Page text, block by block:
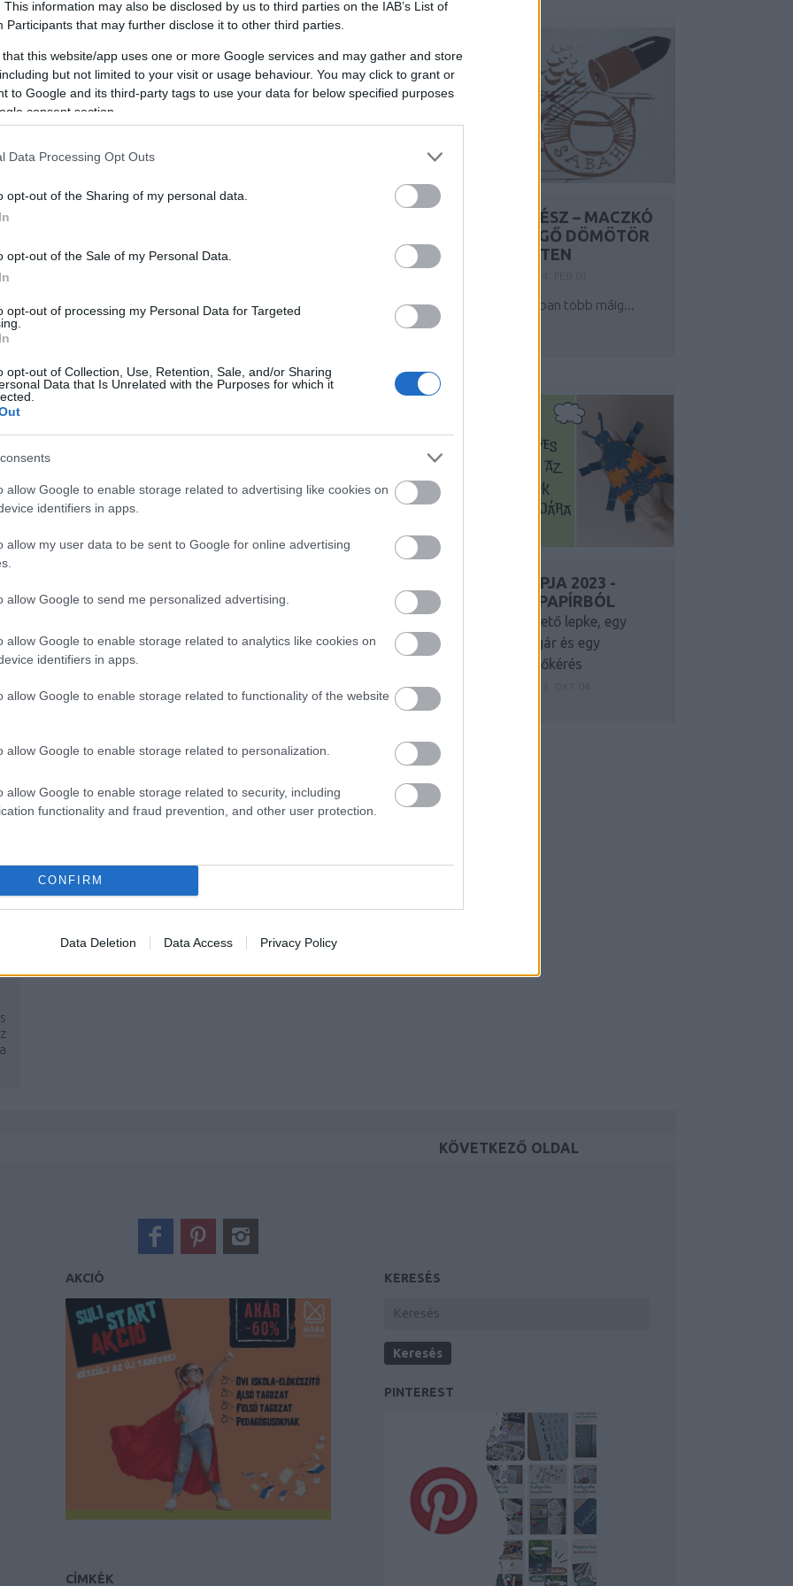
This information may also be disclosed by us to third parties on the IAB’s List of
Participants that may further disclose it to other third parties.
that this website/app uses one or more Google services and may gather and store
but not limited to your visit or usage behaviour. You may click to grant or
to Google and its third-party tags to use your data for below specified purposes
consent section.
Data Processing Opt Outs
opt-out of the Sharing of my personal data.
opt-out of the Sale of my Personal Data.
opt-out of processing my Personal Data for Targeted
opt-out of Collection, Use, Retention, Sale, and/or Sharing
Data that Is Unrelated with the Purposes for which it
allow Google to enable storage related to advertising like cookies on
identifiers in apps.
allow my user data to be sent to Google for online advertising
allow Google to send me personalized advertising.
allow Google to enable storage related to analytics like cookies on
identifiers in apps.
allow Google to enable storage related to functionality of the website
allow Google to enable storage related to personalization.
allow Google to enable storage related to security, including
functionality and fraud prevention, and other user protection.
CONFIRM
Data Deletion Data Access Privacy Policy
SÜTIKISZÚRÓVAL
Ezekkel a könnyen elkészíthető, pihe-puha
gyapjú szívecskékkel díszíthetjük...
HÍRES MEDVÉK, 2. RÉSZ – MACZKÓ
ÚR, AVAGY DÖRMÖGŐ DÖMÖTÖR
A SZÍNES MEDVEHÉTEN
A magyar gyerekirodalomban több máig...
LÁMPÁSOK MÁRTON-NAPRA
Szent Márton temetésének emléknapján,
november 11-én, főleg német és holland
körmeneteket tartanak, melyeken...
ÁLLATOK VILÁGNAPJA 2023 -
KREATÍV ÖTLETEK PAPÍRBÓL
Egy bármikor kézbe vehető lepke, egy
mozgatható temetőbogár és egy
remélhetőleg elegáns időkérés
BY:SZÍNESÖTLETEK_TEAM
KÖVETKEZŐ OLDAL
AKCIÓ
CÍMKÉK
KERESÉS
PINTEREST